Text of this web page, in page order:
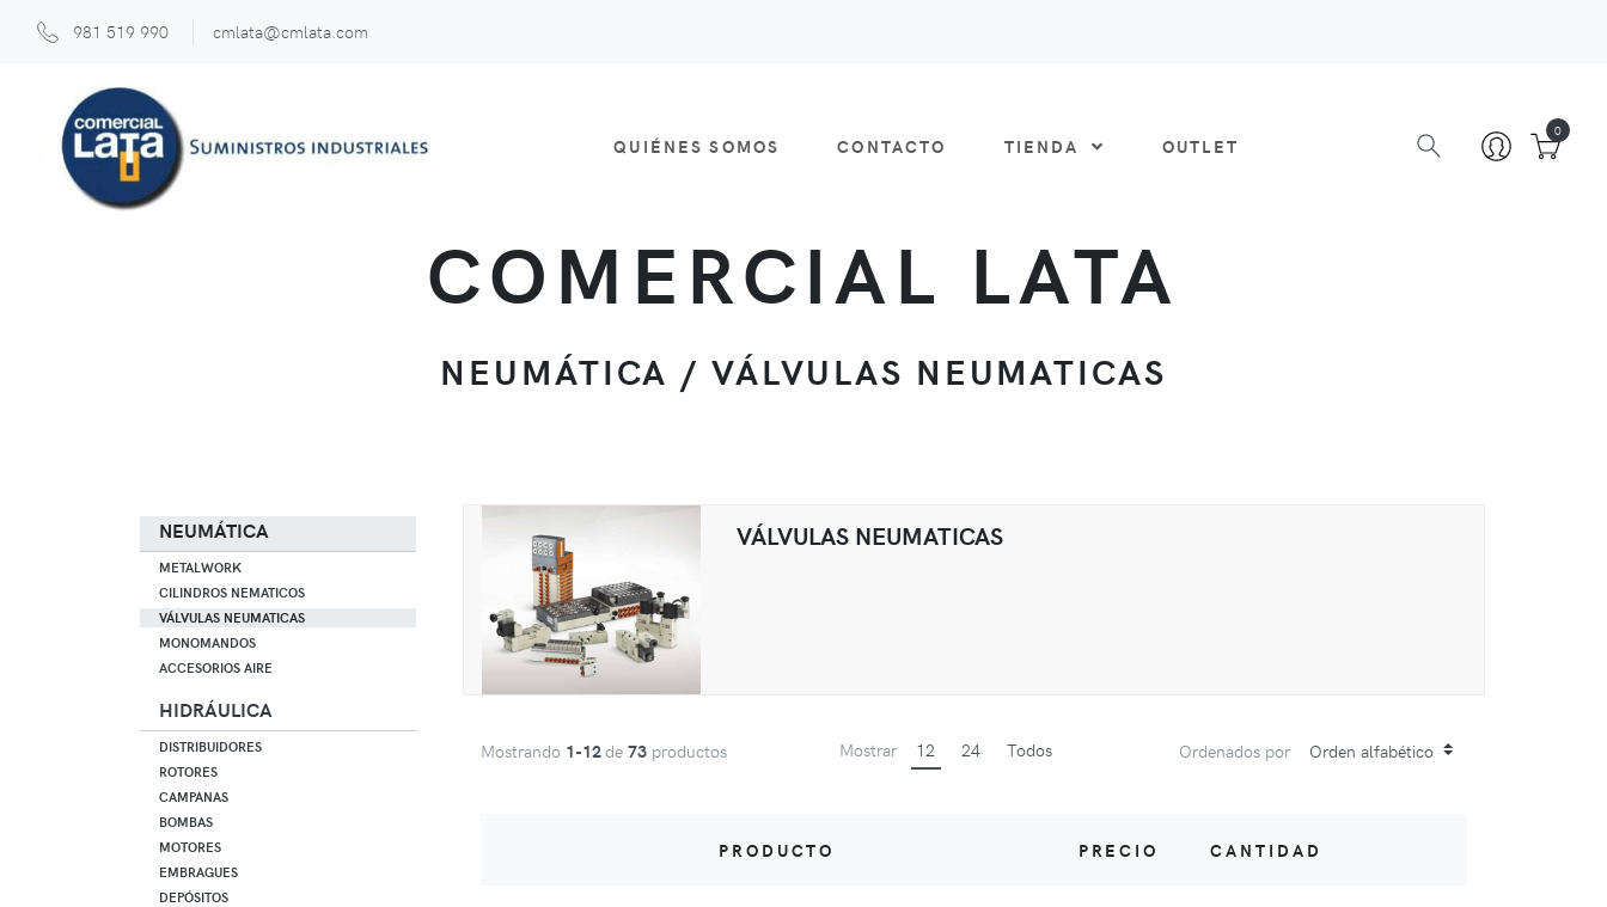
981 519 990 cmlata@cmlata.com
QUIÉNES SOMOS CONTACTO TIENDA OUTLET
0
COMERCIAL LATA
NEUMÁTICA / VÁLVULAS NEUMATICAS
NEUMÁTICA
METALWORK
CILINDROS NEMATICOS
VÁLVULAS NEUMATICAS
MONOMANDOS
ACCESORIOS AIRE
HIDRÁULICA
DISTRIBUIDORES
ROTORES
CAMPANAS
BOMBAS
MOTORES
EMBRAGUES
DEPÓSITOS
VÁLVULAS NEUMATICAS
Mostrando 1-12de 73 productos Mostrar 12 24 Todos Ordenados por
PRODUCTO PRECIO CANTIDAD